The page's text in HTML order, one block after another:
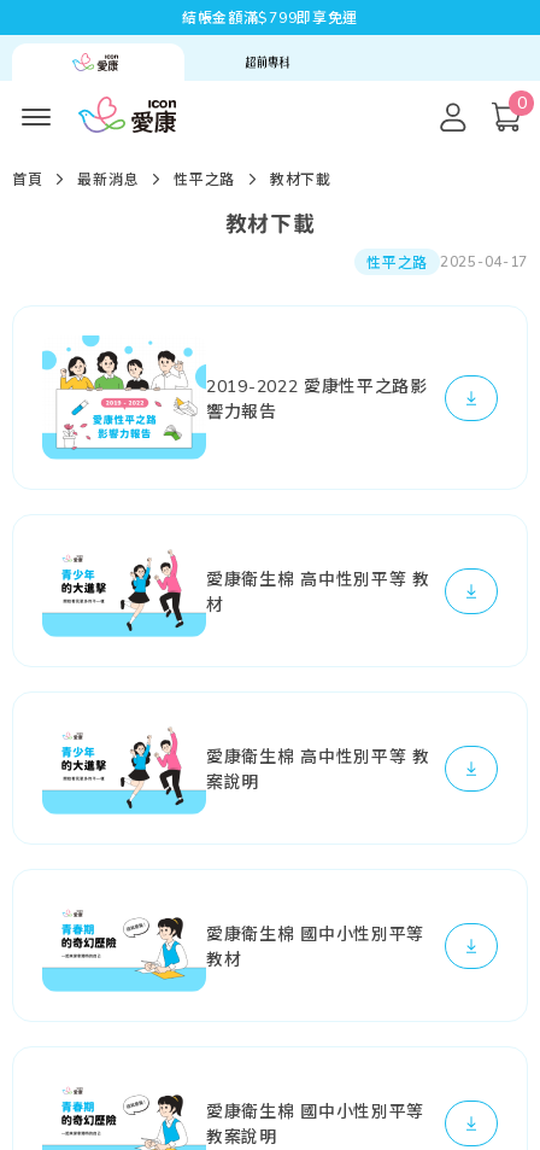
結帳金額滿$799即享免運
0
首頁 最新消息 性平之路 教材下載
教材下載
性平之路 2025-04-17
2019-2022 愛康性平之路影
響力報告
愛康衛生棉 高中性別平等 教
材
愛康衛生棉 高中性別平等 教
案說明
愛康衛生棉 國中小性別平等
教材
愛康衛生棉 國中小性別平等
教案說明